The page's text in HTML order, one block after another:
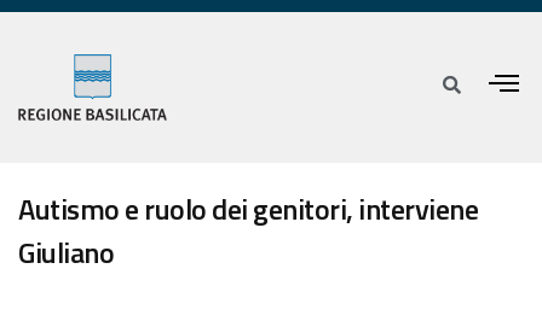
Autismo e ruolo dei genitori, interviene
Giuliano